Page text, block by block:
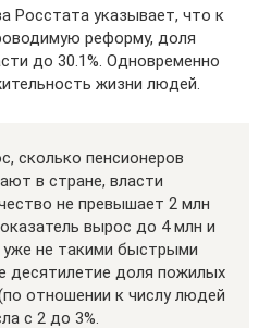
Росстата указывает, что к
реформу, доля
до 30.1%. Одновременно
жизни людей.
сколько пенсионеров
в стране, власти
не превышает 2 млн
вырос до 4 млн и
не такими быстрыми
десятилетие доля пожилых
отношении к числу людей
с 2 до 3%.